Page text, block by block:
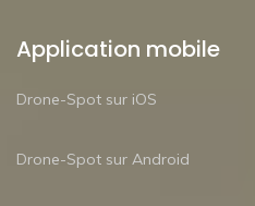
Application mobile
Drone-Spot sur iOS
Drone-Spot sur Android